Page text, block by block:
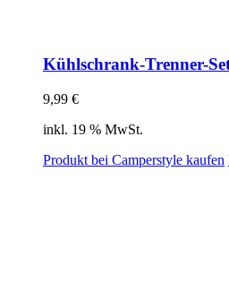
Kühlschrank-Trenner-
9,99 €
inkl. 19 % MwSt.
Produkt bei Camperstyle kaufen